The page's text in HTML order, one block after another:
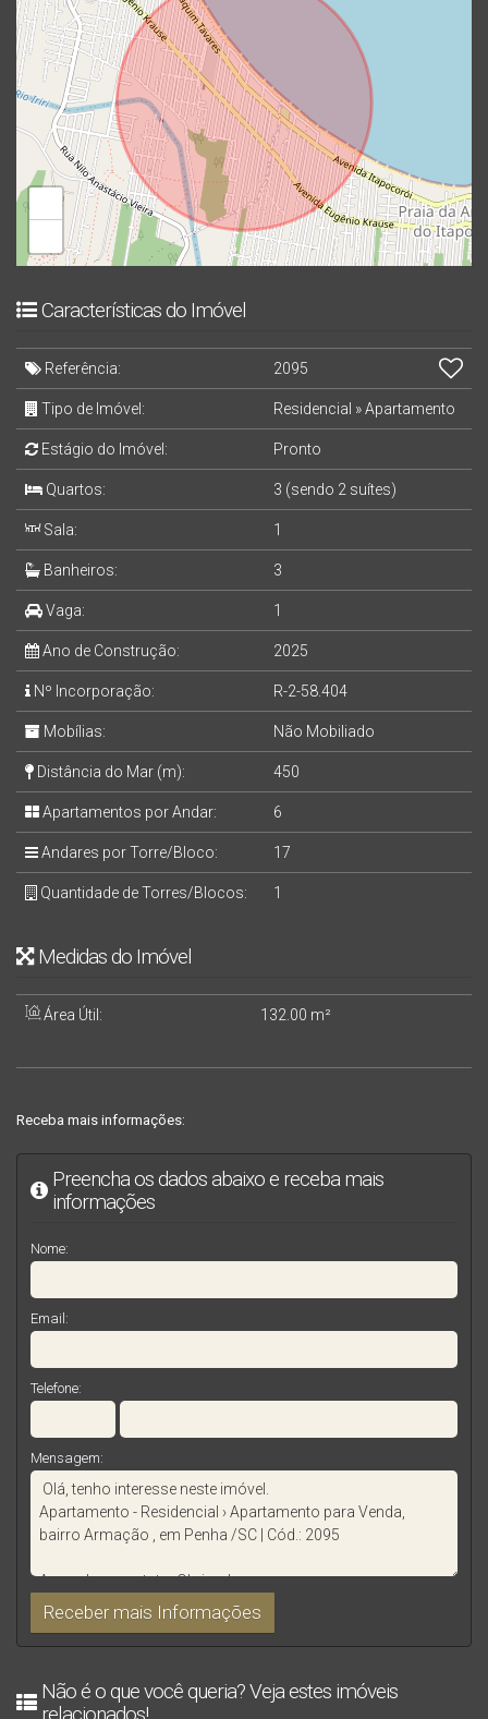
Características do Imóvel
Referência: 2095
Tipo de Imóvel: Residencial »Apartamento
Estágio do Imóvel: Pronto
Quartos: 3 (sendo 2 suítes)
Sala: 1
Banheiros: 3
Vaga: 1
Ano de Construção: 2025
Nº Incorporação: R-2-58.404
Mobílias: Não Mobiliado
Distância do Mar (m): 450
Apartamentos por Andar: 6
Andares por Torre/Bloco: 17
Quantidade de Torres/Blocos: 1
Medidas do Imóvel
Área Útil: 132 .00 m²
Receba mais informações:
Preencha os dados abaixo e receba mais
informações
Nome:
Email:
Telefone:
Mensagem:
Não é o que você queria? Veja estes imóveis